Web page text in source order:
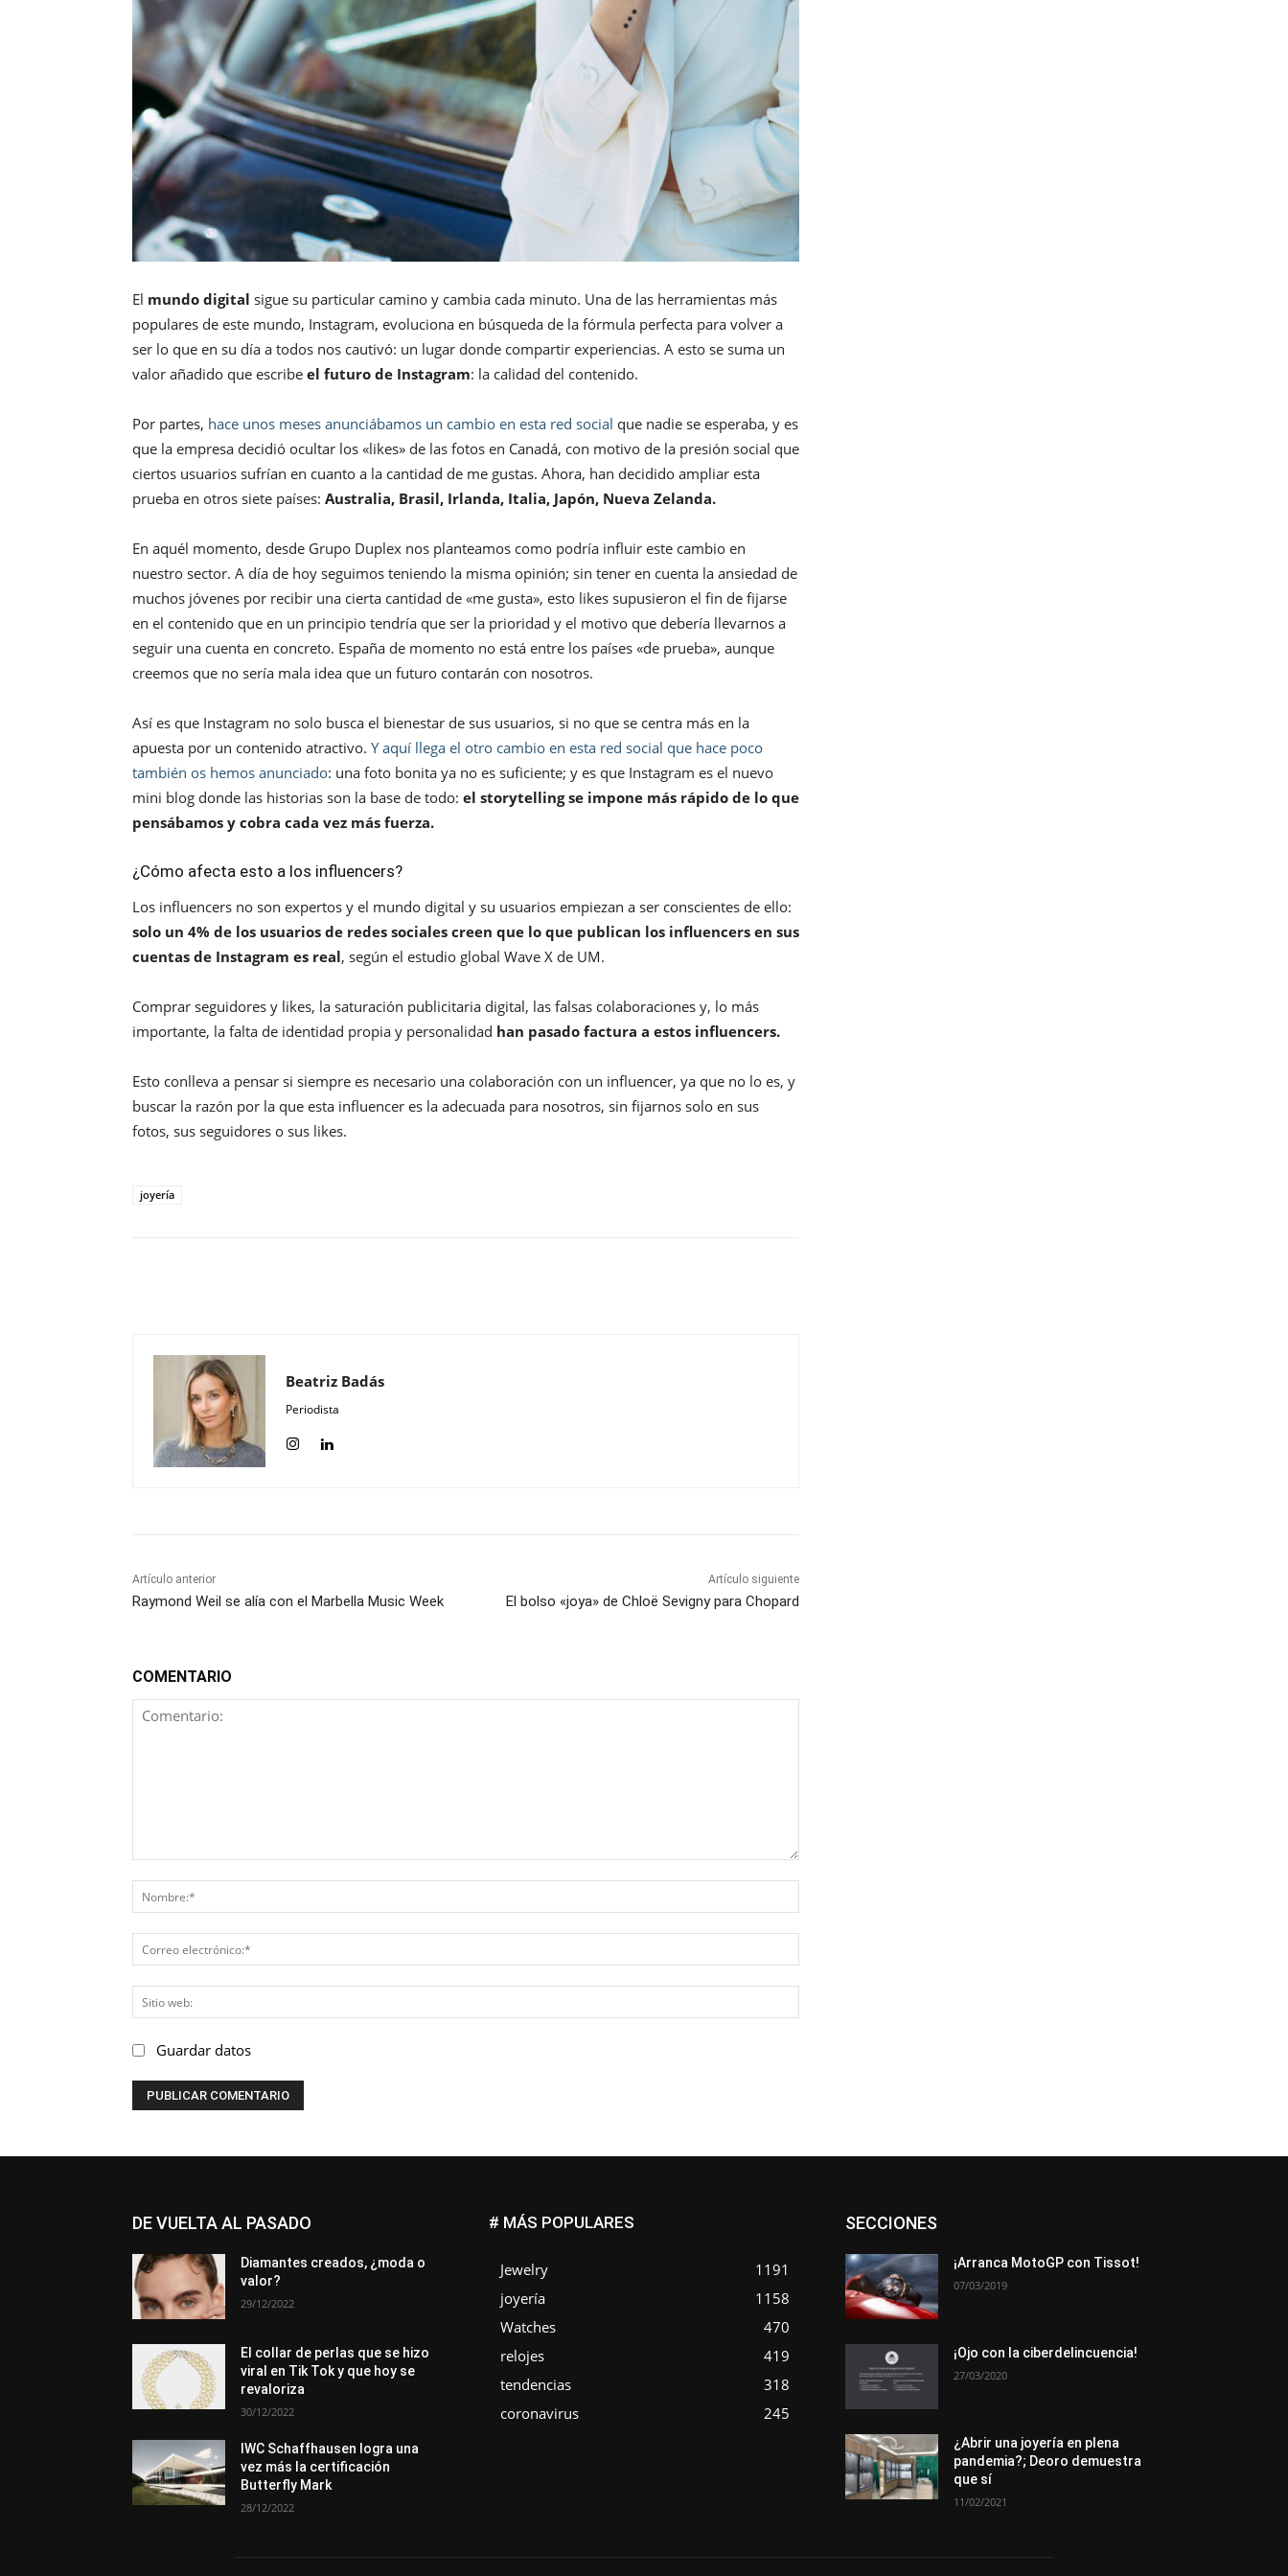
El mundo digital sigue su particular camino y cambia cada minuto. Una de las herramientas más
populares de este mundo, Instagram, evoluciona en búsqueda de la fórmula perfecta para volver a
ser lo que en su día a todos nos cautivó: un lugar donde compartir experiencias. A esto se suma un
valor añadido que escribe el futuro de Instagram: la calidad del contenido.
Por partes, hace unos meses anunciábamos un cambio en esta red social que nadie se esperaba, y es
que la empresa decidió ocultar los «likes» de las fotos en Canadá, con motivo de la presión social que
ciertos usuarios sufrían en cuanto a la cantidad de me gustas. Ahora, han decidido ampliar esta
prueba en otros siete países: Australia, Brasil, Irlanda, Italia, Japón, Nueva Zelanda.
En aquél momento, desde Grupo Duplex nos planteamos como podría influir este cambio en
nuestro sector. A día de hoy seguimos teniendo la misma opinión; sin tener en cuenta la ansiedad de
muchos jóvenes por recibir una cierta cantidad de «me gusta», esto likes supusieron el fin de fijarse
en el contenido que en un principio tendría que ser la prioridad y el motivo que debería llevarnos a
seguir una cuenta en concreto. España de momento no está entre los países «de prueba», aunque
creemos que no sería mala idea que un futuro contarán con nosotros.
Así es que Instagram no solo busca el bienestar de sus usuarios, si no que se centra más en la
apuesta por un contenido atractivo. Y aquí llega el otro cambio en esta red social que hace poco
también os hemos anunciado: una foto bonita ya no es suficiente; y es que Instagram es el nuevo
mini blog donde las historias son la base de todo: el storytelling se impone más rápido de lo que
pensábamos y cobra cada vez más fuerza.
¿Cómo afecta esto a los influencers?
Los influencers no son expertos y el mundo digital y su usuarios empiezan a ser conscientes de ello:
solo un 4% de los usuarios de redes sociales creen que lo que publican los influencers en sus
cuentas de Instagram es real, según el estudio global Wave X de UM.
Comprar seguidores y likes, la saturación publicitaria digital, las falsas colaboraciones y, lo más
importante, la falta de identidad propia y personalidad han pasado factura a estos influencers.
Esto conlleva a pensar si siempre es necesario una colaboración con un influencer, ya que no lo es, y
buscar la razón por la que esta influencer es la adecuada para nosotros, sin fijarnos solo en sus
fotos, sus seguidores o sus likes.
joyería
Beatriz Badás
Periodista
Artículo anterior
Raymond Weil se alía con el Marbella Music Week
Artículo siguiente
El bolso «joya» de Chloë Sevigny para Chopard
COMENTARIO
electrónico:*
web:
Guardar datos
DE VUELTA AL PASADO
Diamantes creados, ¿moda o
valor?
29/12/2022
El collar de perlas que se hizo
viral en Tik Tok y que hoy se
revaloriza
30/12/2022
IWC Schaffhausen logra una
vez más la certificación
Butterfly Mark
28/12/2022
# MÁS POPULARES
Jewelry
1191
joyería
1158
Watches
470
relojes
419
tendencias
318
coronavirus
245
SECCIONESAsociaciones
Entrevistas
La Pluma de Pedro Pérez
Metales
Novedades
¡Arranca MotoGP con Tissot!
07/03/2019
¡Ojo con la ciberdelincuencia!
27/03/2020
¿Abrir una joyería en plena
pandemia?; Deoro demuestra
que sí
11/02/2021